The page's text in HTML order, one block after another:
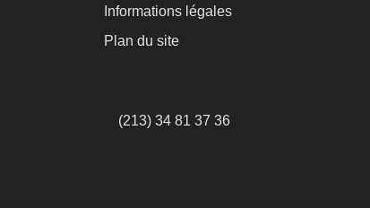
Informations légales
Plan du site
(213) 34 81 37 36